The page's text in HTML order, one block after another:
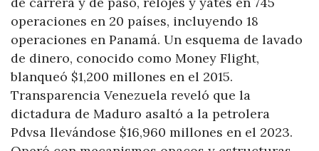
operaciones en 20 países, incluyendo 18
operaciones en Panamá. Un esquema de lavado
de dinero, conocido como Money Flight,
blanqueó $1,200 millones en el 2015.
Transparencia Venezuela reveló que la
dictadura de Maduro asaltó a la petrolera
Pdvsa llevándose $16,960 millones en el 2023.